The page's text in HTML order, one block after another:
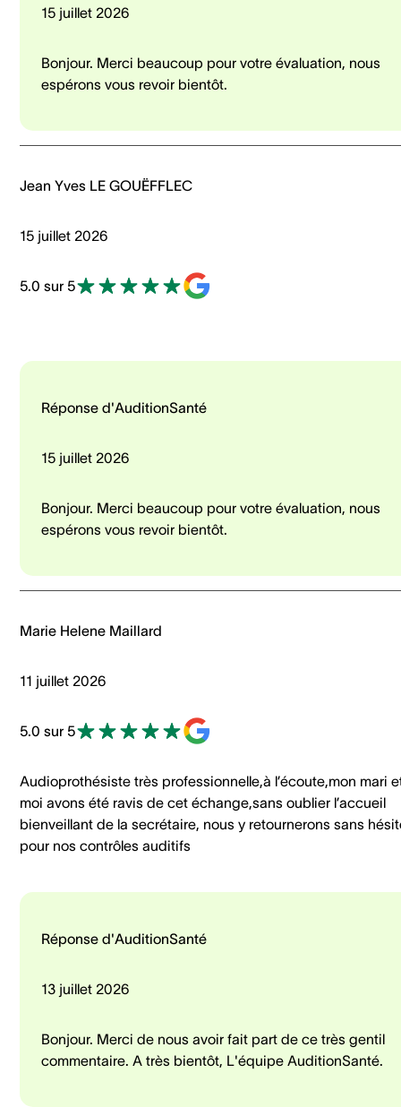
15 juillet 2026
Bonjour. Merci beaucoup pour votre évaluation, nous
espérons vous revoir bientôt.
Jean Yves LE GOUËFFLEC
15 juillet 2026
5.0 sur 5
Réponse d'AuditionSanté
15 juillet 2026
Bonjour. Merci beaucoup pour votre évaluation, nous
espérons vous revoir bientôt.
Marie Helene Maillard
11 juillet 2026
5.0 sur 5
Audioprothésiste très professionnelle,à l’écoute,mon mari
moi avons été ravis de cet échange,sans oublier l’accueil
bienveillant de la secrétaire, nous y retournerons sans
pour nos contrôles auditifs
Réponse d'AuditionSanté
13 juillet 2026
Bonjour. Merci de nous avoir fait part de ce très gentil
commentaire. A très bientôt, L'équipe AuditionSanté.